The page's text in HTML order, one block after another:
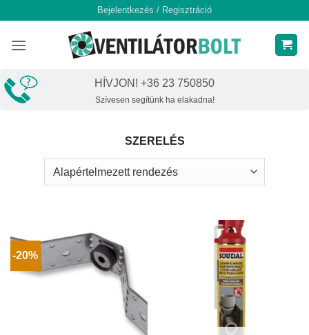
content
Bejelentkezés / Regisztráció
HÍVJON! +36 23 750850
Szívesen segítünk ha elakadna!
SZERELÉS
-20%